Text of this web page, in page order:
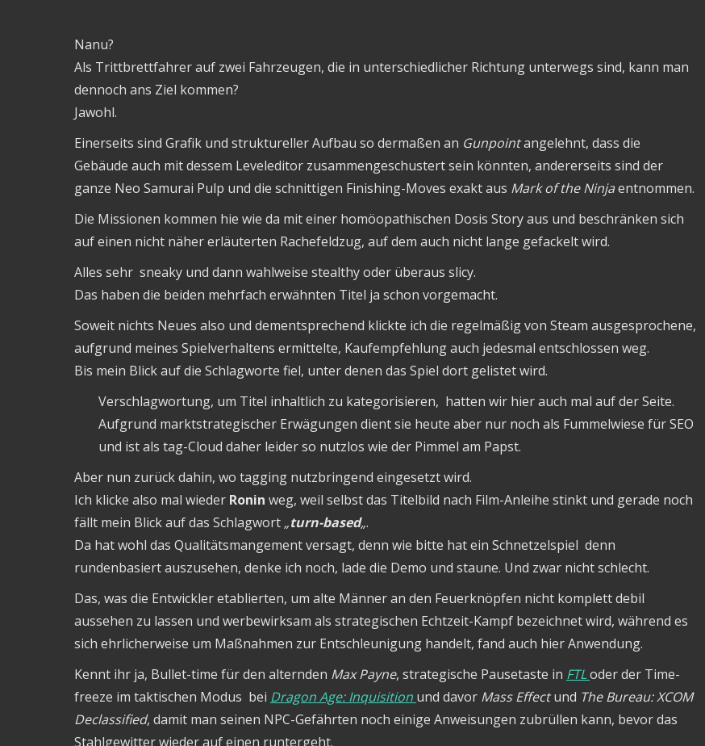
Nanu?
Als Trittbrettfahrer auf zwei Fahrzeugen, die in unterschiedlicher Richtung unterwegs sind, kann man
dennoch ans Ziel kommen?
Jawohl.
Einerseits sind Grafik und struktureller Aufbau so dermaßen an Gunpointangelehnt, dass die
Gebäude auch mit dessem Leveleditor zusammengeschustert sein könnten, andererseits sind der
ganze Neo Samurai Pulp und die schnittigen Finishing-Moves exakt aus Mark of the Ninjaentnommen.
Die Missionen kommen hie wie da mit einer homöopathischen Dosis Story aus und beschränken sich
auf einen nicht näher erläuterten Rachefeldzug, auf dem auch nicht lange gefackelt wird.
Alles sehr sneaky und dann wahlweise stealthy oder überaus slicy.
Das haben die beiden mehrfach erwähnten Titel ja schon vorgemacht.
Soweit nichts Neues also und dementsprechend klickte ich die regelmäßig von Steam ausgesprochene,
aufgrund meines Spielverhaltens ermittelte, Kaufempfehlung auch jedesmal entschlossen weg.
Bis mein Blick auf die Schlagworte fiel, unter denen das Spiel dort gelistet wird.
Verschlagwortung, um Titel inhaltlich zu kategorisieren, hatten wir hier auch mal auf der Seite.
Aufgrund marktstrategischer Erwägungen dient sie heute aber nur noch als Fummelwiese für SEO
und ist als tag-Cloud daher leider so nutzlos wie der Pimmel am Papst.
Aber nun zurück dahin, wo tagging nutzbringend eingesetzt wird.
Ich klicke also mal wieder Ronin weg, weil selbst das Titelbild nach Film-Anleihe stinkt und gerade noch
fällt mein Blick auf das Schlagwort „turn-based„.
Da hat wohl das Qualitätsmangement versagt, denn wie bitte hat ein Schnetzelspiel denn
rundenbasiert auszusehen, denke ich noch, lade die Demo und staune. Und zwar nicht schlecht.
Das, was die Entwickler etablierten, um alte Männer an den Feuerknöpfen nicht komplett debil
aussehen zu lassen und werbewirksam als strategischen Echtzeit-Kampf bezeichnet wird, während es
sich ehrlicherweise um Maßnahmen zur Entschleunigung handelt, fand auch hier Anwendung.
Kennt ihr ja, Bullet-time für den alternden Max Payne, strategische Pausetaste in FTLoder der Time-
freeze im taktischen Modus bei Dragon Age: Inquisition und davor Mass Effectund The Bureau: XCOM
Declassified, damit man seinen NPC-Gefährten noch einige Anweisungen zubrüllen kann, bevor das
Stahlgewitter wieder auf einen runtergeht.